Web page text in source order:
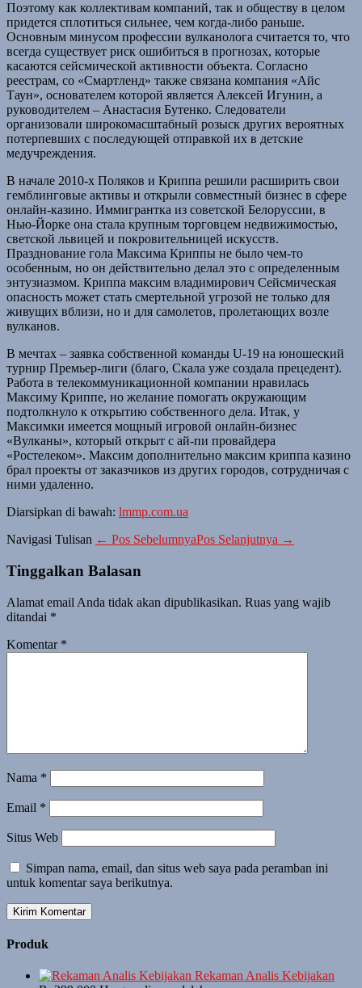
Поэтому как коллективам компаний, так и обществу в целом
придется сплотиться сильнее, чем когда-либо раньше.
Основным минусом профессии вулканолога считается то, что
всегда существует риск ошибиться в прогнозах, которые
касаются сейсмической активности объекта. Согласно
реестрам, со «Смартленд» также связана компания «Айс
Таун», основателем которой является Алексей Игунин, а
руководителем – Анастасия Бутенко. Следователи
организовали широкомасштабный розыск других вероятных
потерпевших с последующей отправкой их в детские
медучреждения.
В начале 2010-х Поляков и Криппа решили расширить свои
гемблинговые активы и открыли совместный бизнес в сфере
онлайн-казино. Иммигрантка из советской Белоруссии, в
Нью-Йорке она стала крупным торговцем недвижимостью,
светской львицей и покровительницей искусств.
Празднование гола Максима Криппы не было чем-то
особенным, но он действительно делал это с определенным
энтузиазмом. Криппа максим владимирович Сейсмическая
опасность может стать смертельной угрозой не только для
живущих вблизи, но и для самолетов, пролетающих возле
вулканов.
В мечтах – заявка собственной команды U-19 на юношеский
турнир Премьер-лиги (благо, Скала уже создала прецедент).
Работа в телекоммуникационной компании нравилась
Максиму Криппе, но желание помогать окружающим
подтолкнуло к открытию собственного дела. Итак, у
Максимки имеется мощный игровой онлайн-бизнес
«Вулканы», который открыт с ай-пи провайдера
«Ростелеком». Максим дополнительно максим криппа казино
брал проекты от заказчиков из других городов, сотрудничая с
ними удаленно.
Diarsipkan di bawah: lmmp.com.ua
Navigasi Tulisan ← Pos SebelumnyaPos Selanjutnya →
Tinggalkan Balasan
Alamat email Anda tidak akan dipublikasikan. Ruas yang wajib
ditandai *
Komentar *
Nama *
Email *
Situs Web
Simpan nama, email, dan situs web saya pada peramban ini
untuk komentar saya berikutnya.
Produk
Rekaman Analis Kebijakan